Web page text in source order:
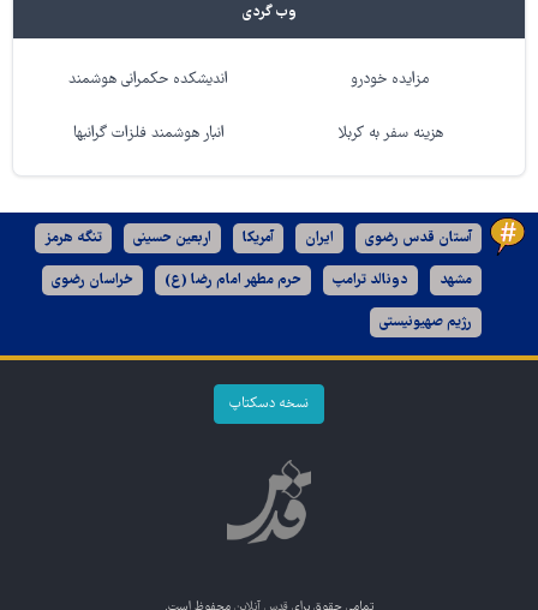
وب گردی
مزایده خودرو اندیشکده حکمرانی هوشمند
هزینه سفر به کربلا انبار هوشمند فلزات گرانبها
آستان قدس رضوی ایران آمریکا اربعین حسینی تنگه هرمز
مشهد دونالد ترامپ حرم مطهر امام رضا (ع) خراسان رضوی
رژیم صهیونیستی
نسخه دسکتاپ